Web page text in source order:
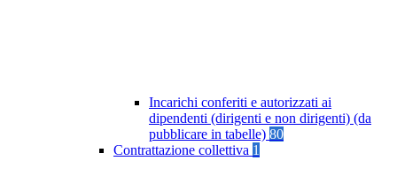
Incarichi conferiti e autorizzati ai
dipendenti (dirigenti e non dirigenti) (da
pubblicare in tabelle) 80
Contrattazione collettiva 1